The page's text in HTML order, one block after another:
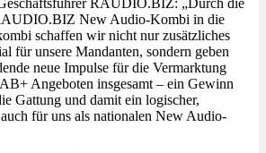
New Audio-Kombi in die
schaffen wir nicht nur zusätzliches
für unsere Mandanten, sondern geben
neue Impulse für die Vermarktung
Angeboten insgesamt – ein Gewinn
Gattung und damit ein logischer,
für uns als nationalen New Audio-